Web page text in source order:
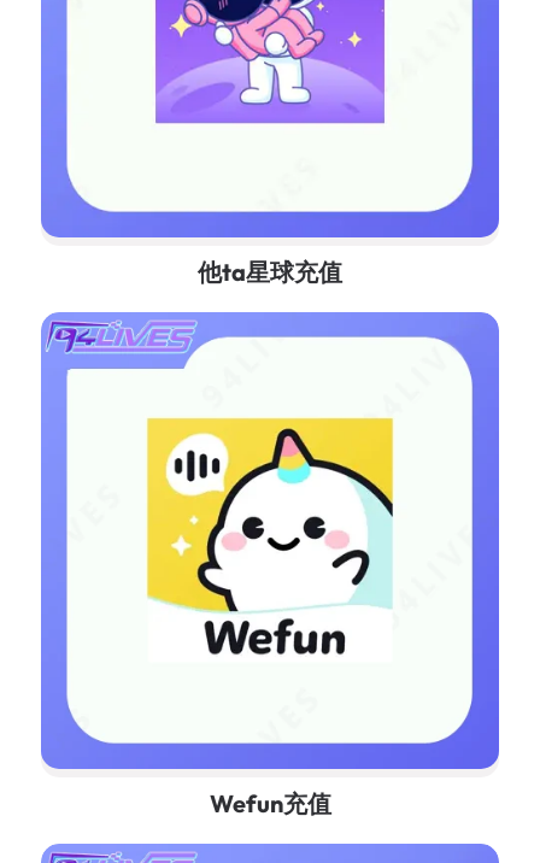
他ta星球充值
Wefun充值